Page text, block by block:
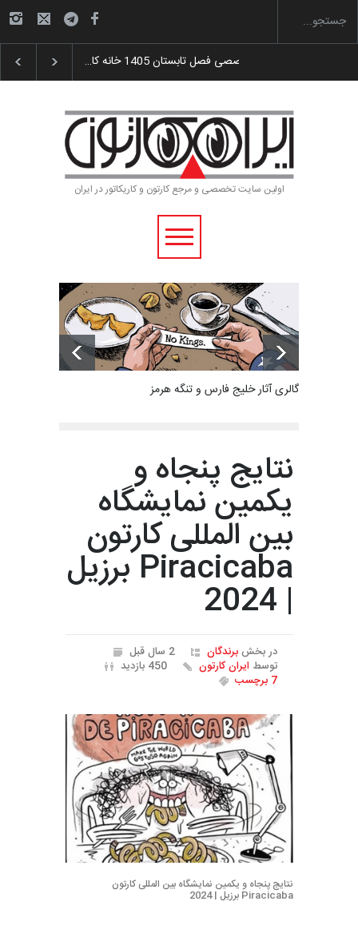
آغاز دوره‌های تخصصی فصل تابستان 1405 خانه کا…
اولین سایت تخصصی و مرجع کارتون و کاریکاتور در ایران
گالری آثار خلیج فارس و تنگه هرمز
نتایج پنجاه و
یکمین نمایشگاه
بین المللی کارتون
Piracicaba برزیل
| 2024
در بخشبرندگان
2 سال قبل
توسط ایران کارتون
450 بازدید
7 برچسب
نتایج پنجاه و یکمین نمایشگاه بین المللی کارتون
Piracicaba برزیل | 2024